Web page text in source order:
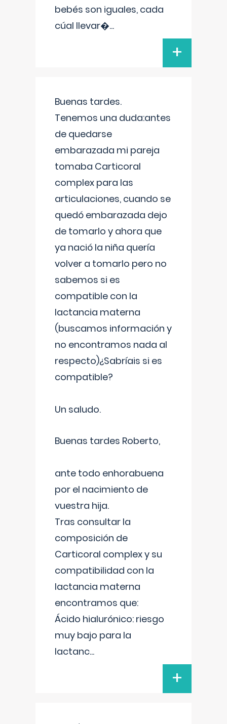
bebés son iguales, cada
cúal llevar�...
+
Buenas tardes.
Tenemos una duda:antes
de quedarse
embarazada mi pareja
tomaba Carticoral
complex para las
articulaciones, cuando se
quedó embarazada dejo
de tomarlo y ahora que
ya nació la niña quería
volver a tomarlo pero no
sabemos si es
compatible con la
lactancia materna
(buscamos información y
no encontramos nada al
respecto)¿Sabríais si es
compatible?
Un saludo.
Buenas tardes Roberto,
ante todo enhorabuena
por el nacimiento de
vuestra hija.
Tras consultar la
composición de
Carticoral complex y su
compatibilidad con la
lactancia materna
encontramos que:
Ácido hialurónico: riesgo
muy bajo para la
lactanc...
+